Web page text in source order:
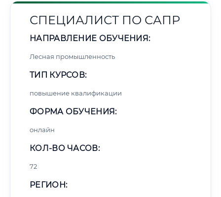
СПЕЦИАЛИСТ ПО САПР
НАПРАВЛЕНИЕ ОБУЧЕНИЯ:
Лесная промышленность
ТИП КУРСОВ:
повышение квалификации
ФОРМА ОБУЧЕНИЯ:
онлайн
КОЛ-ВО ЧАСОВ:
72
РЕГИОН: